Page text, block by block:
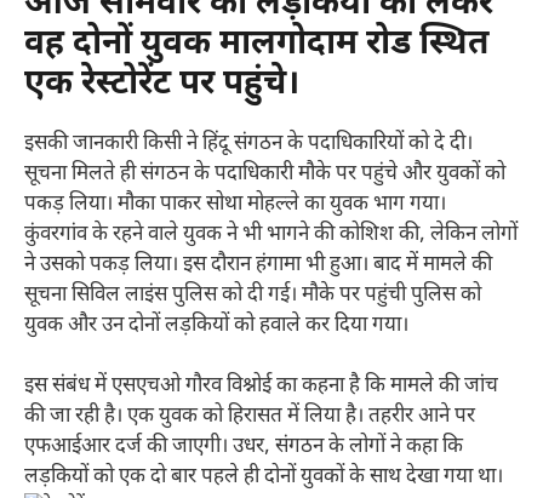
वह दोनों युवक मालगोदाम रोड स्थित
एक रेस्टोरेंट पर पहुंचे।
इसकी जानकारी किसी ने हिंदू संगठन के पदाधिकारियों को दे दी।
सूचना मिलते ही संगठन के पदाधिकारी मौके पर पहुंचे और युवकों को
पकड़ लिया। मौका पाकर सोथा मोहल्ले का युवक भाग गया।
कुंवरगांव के रहने वाले युवक ने भी भागने की कोशिश की, लेकिन लोगों
ने उसको पकड़ लिया। इस दौरान हंगामा भी हुआ। बाद में मामले की
सूचना सिविल लाइंस पुलिस को दी गई। मौके पर पहुंची पुलिस को
युवक और उन दोनों लड़कियों को हवाले कर दिया गया।
इस संबंध में एसएचओ गौरव विश्नोई का कहना है कि मामले की जांच
की जा रही है। एक युवक को हिरासत में लिया है। तहरीर आने पर
एफआईआर दर्ज की जाएगी। उधर, संगठन के लोगों ने कहा कि
लड़कियों को एक दो बार पहले ही दोनों युवकों के साथ देखा गया था।